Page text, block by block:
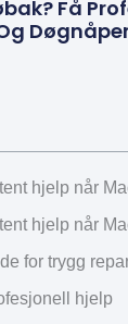
Få
hjelp når
hjelp når
for trygg
hjelp